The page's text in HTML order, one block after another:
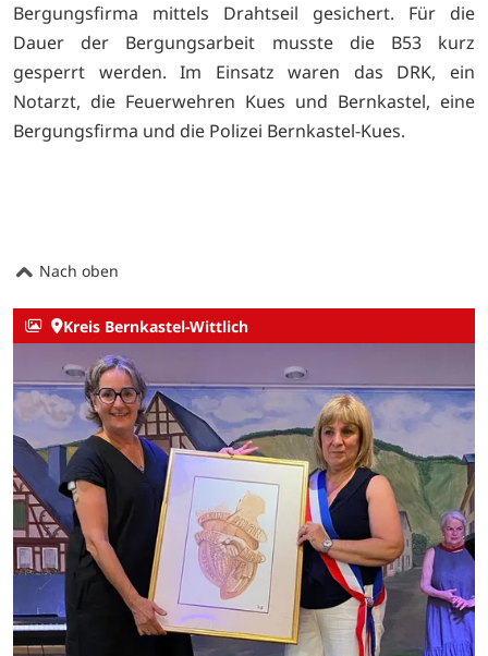
Bergungsfirma mittels Drahtseil gesichert. Für die
Dauer der Bergungsarbeit musste die B53 kurz
gesperrt werden. Im Einsatz waren das DRK, ein
Notarzt, die Feuerwehren Kues und Bernkastel, eine
Bergungsfirma und die Polizei Bernkastel-Kues.
Nach oben
Kreis Bernkastel-Wittlich